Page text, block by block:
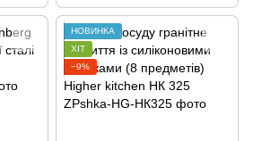
НОВИНКА
ХІТ
−9%